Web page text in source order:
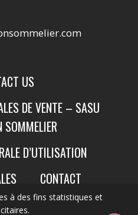
à des fins statistiques et
US
DE VENTE – SASU
SOMMELIER
D’UTILISATION
CONTACT